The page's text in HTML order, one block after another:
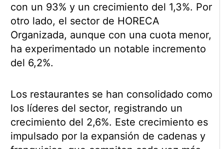
con un 93% y un crecimiento del 1,3%. Por
otro lado, el sector de HORECA
Organizada, aunque con una cuota menor,
ha experimentado un notable incremento
del 6,2%.
Los restaurantes se han consolidado como
los líderes del sector, registrando un
crecimiento del 2,6%. Este crecimiento es
impulsado por la expansión de cadenas y